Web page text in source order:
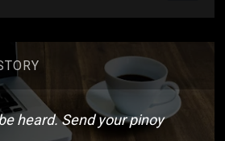
heard. Send your pinoy